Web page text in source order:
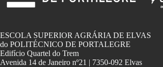
ESCOLA SUPERIOR AGRÁRIA DE ELVAS
do POLITÉCNICO DE PORTALEGRE
Edifício Quartel do Trem
Avenida 14 de Janeiro nº21 | 7350-092 Elvas